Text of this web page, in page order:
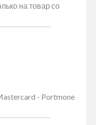
на товар со
- Portmone